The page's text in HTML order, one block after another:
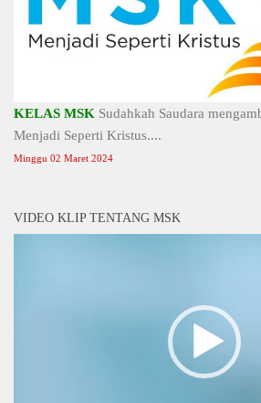
KELAS MSK Sudahkah Saudara
Menjadi Seperti Kristus....
Minggu 02 Maret 2024
VIDEO KLIP TENTANG MSK